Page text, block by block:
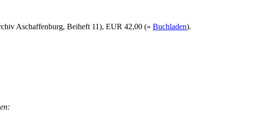
Aschaffenburg, Beiheft 11), EUR 42,00 (» Buchladen).